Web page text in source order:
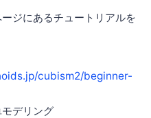
ジにあるチュートリアルを
cubism2/beginner-
デリング